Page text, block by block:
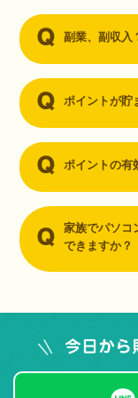
副業、副収入
ポイントが貯
ポイントの有
家族でパソコ
できますか？